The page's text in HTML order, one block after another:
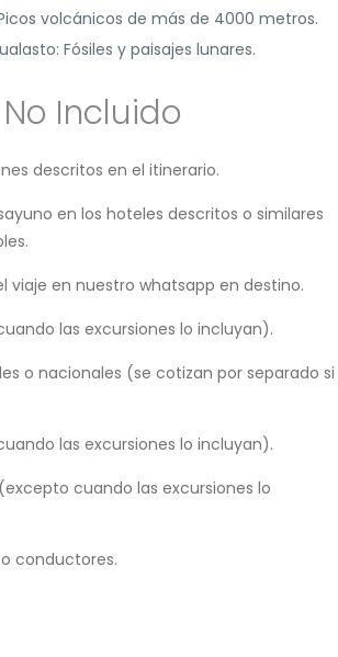
volcánicos de más de 4000 metros.
Fósiles y paisajes lunares.
Incluido
descritos en el itinerario.
en los hoteles descritos o similares
viaje en nuestro whatsapp en destino.
las excursiones lo incluyan).
o nacionales (se cotizan por separado si
las excursiones lo incluyan).
cuando las excursiones lo
conductores.